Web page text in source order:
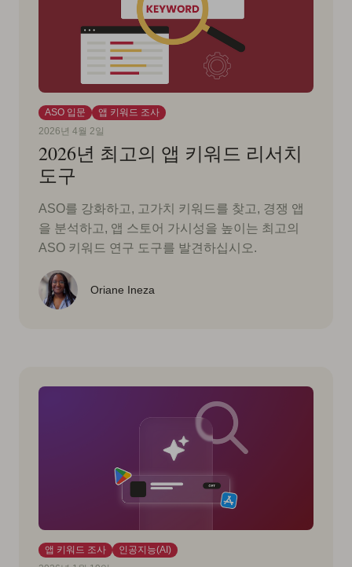
ASO 입문
앱 키워드 조사
2026년 4월 2일
2026년 최고의 앱 키워드 리서치
도구
ASO를 강화하고, 고가치 키워드를 찾고, 경쟁 앱
을 분석하고, 앱 스토어 가시성을 높이는 최고의
ASO 키워드 연구 도구를 발견하십시오.
Oriane Ineza
앱 키워드 조사
인공지능(AI)